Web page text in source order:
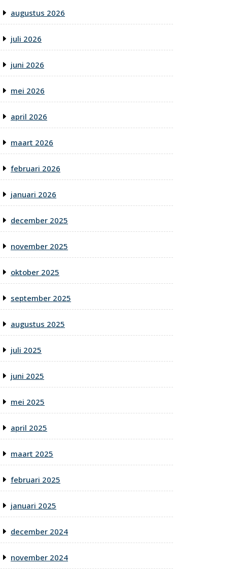
augustus 2026
juli 2026
juni 2026
mei 2026
april 2026
maart 2026
februari 2026
januari 2026
december 2025
november 2025
oktober 2025
september 2025
augustus 2025
juli 2025
juni 2025
mei 2025
april 2025
maart 2025
februari 2025
januari 2025
december 2024
november 2024